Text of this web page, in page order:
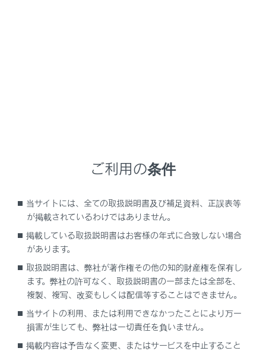
ず次のことを確認してください。
点検整備
フロアマットを固定するには
合わせて見られているページ
ご利用の条件
当サイトには、全ての取扱説明書及び補足資料、正誤表等
が掲載されているわけではありません。
掲載している取扱説明書はお客様の年式に合致しない場合
があります。
取扱説明書は、弊社が著作権その他の知的財産権を保有し
ます。弊社の許可なく、取扱説明書の一部または全部を、
複製、複写、改変もしくは配信等することはできません。
当サイトの利用、または利用できなかったことにより万一
損害が生じても、弊社は一切責任を負いません。
掲載内容は予告なく変更、またはサービスを中止すること